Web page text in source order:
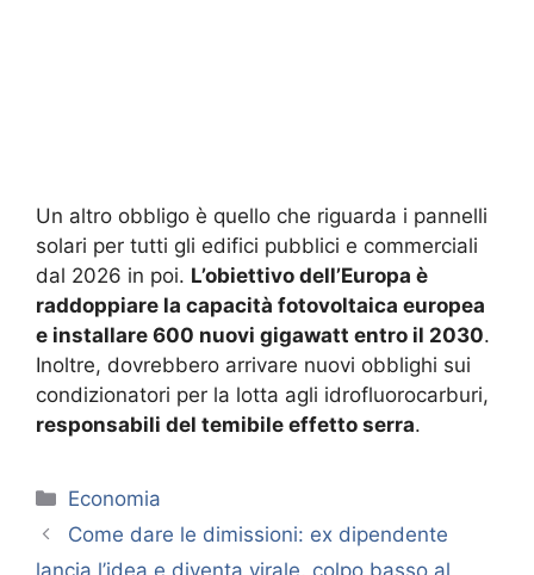
Un altro obbligo è quello che riguarda i pannelli
solari per tutti gli edifici pubblici e commerciali
dal 2026 in poi. L’obiettivo dell’Europa è
raddoppiare la capacità fotovoltaica europea
e installare 600 nuovi gigawatt entro il 2030.
Inoltre, dovrebbero arrivare nuovi obblighi sui
condizionatori per la lotta agli idrofluorocarburi,
responsabili del temibile effetto serra.
Categorie
Economia
Come dare le dimissioni: ex dipendente